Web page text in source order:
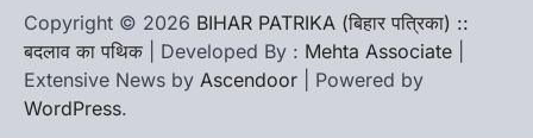
Copyright © 2026 BIHAR PATRIKA (बिहार पत्रिका) ::
बदलाव का पथिक | Developed By : Mehta Associate
Extensive News by Ascendoor | Powered by
WordPress.